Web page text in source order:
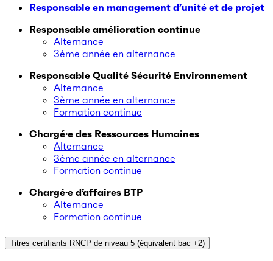
Responsable en management d’unité et de projet
Responsable amélioration continue
Alternance
3ème année en alternance
Responsable Qualité Sécurité Environnement
Alternance
3ème année en alternance
Formation continue
Chargé·e des Ressources Humaines
Alternance
3ème année en alternance
Formation continue
Chargé·e d’affaires BTP
Alternance
Formation continue
Titres certifiants RNCP de niveau 5 (équivalent bac +2)